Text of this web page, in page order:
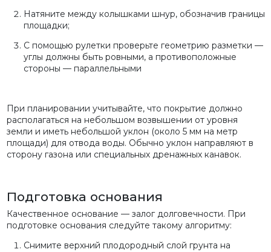
Натяните между колышками шнур, обозначив границы
площадки;
С помощью рулетки проверьте геометрию разметки —
углы должны быть ровными, а противоположные
стороны — параллельными
При планировании учитывайте, что покрытие должно
располагаться на небольшом возвышении от уровня
земли и иметь небольшой уклон (около 5 мм на метр
площади) для отвода воды. Обычно уклон направляют в
сторону газона или специальных дренажных канавок.
Подготовка основания
Качественное основание — залог долговечности. При
подготовке основания следуйте такому алгоритму:
Снимите верхний плодородный слой грунта на